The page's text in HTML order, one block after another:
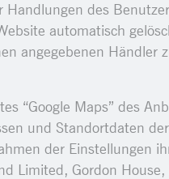
des
automatisch
angegebenen Händler
“Google Maps” des
und Standortdaten
der Einstellungen
Limited, Gordon